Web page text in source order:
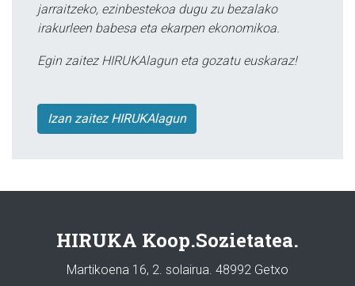
jarraitzeko, ezinbestekoa dugu zu bezalako
irakurleen babesa eta ekarpen ekonomikoa.
Egin zaitez HIRUKAlagun eta gozatu euskaraz!
Izan zaitez HIRUKAlagun
HIRUKA Koop.Sozietatea.
Martikoena 16, 2. solairua. 48992 Getxo